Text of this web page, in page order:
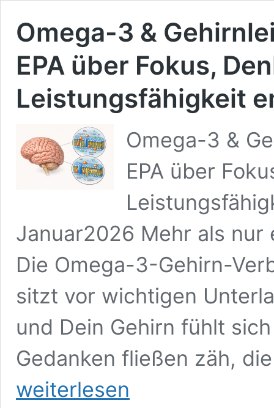
Omega-3 &
EPA über Fokus,
Leistungsfähigkeit
Omega-3 &
EPA über
Januar2026 Mehr als
Die Omega-3-Gehirn-
sitzt vor wichtigen
und Dein Gehirn fühlt
Gedanken fließen zäh,
weiterlesen